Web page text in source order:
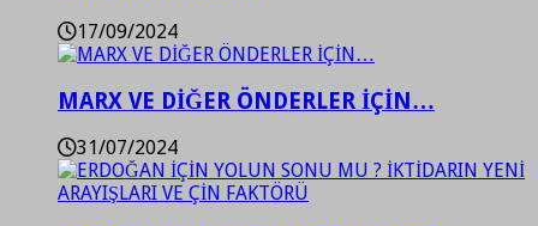
17/09/2024
MARX VE DİĞER ÖNDERLER İÇİN…
31/07/2024